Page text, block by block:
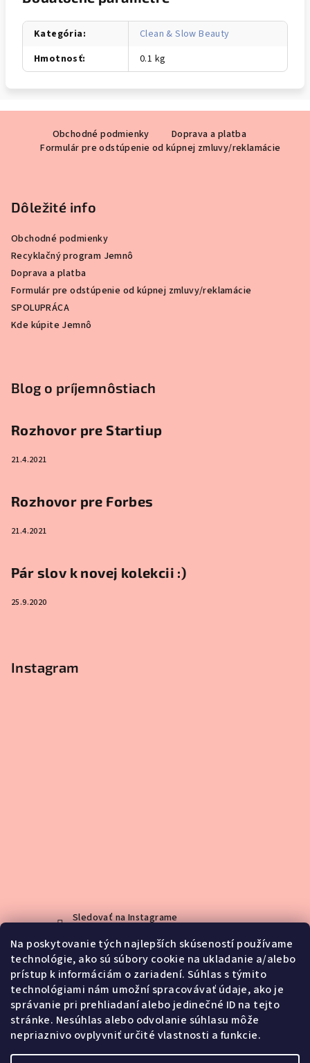
Na poskytovanie tých najlepších skúseností používame
technológie, ako sú súbory cookie na ukladanie a/alebo
prístup k informáciám o zariadení. Súhlas s týmito
technológiami nám umožní spracovávať údaje, ako je
správanie pri prehliadaní alebo jedinečné ID na tejto
stránke. Nesúhlas alebo odvolanie súhlasu môže
nepriaznivo ovplyvniť určité vlastnosti a funkcie.
Kategória:
Clean & Slow Beauty
Hmotnosť: 0.1 kg
Obchodné podmienky
Doprava a platba
Formulár pre odstúpenie od kúpnej zmluvy/reklamácie
Dôležité info
Obchodné podmienky
Recyklačný program Jemnô
Doprava a platba
Formulár pre odstúpenie od kúpnej zmluvy/reklamácie
SPOLUPRÁCA
Kde kúpite Jemnô
Blog o príjemnôstiach
Rozhovor pre Startiup
21.4.2021
Rozhovor pre Forbes
21.4.2021
Pár slov k novej kolekcii :)
25.9.2020
Instagram
Sledovať na Instagrame
Kontakt
info@jemno.sk
0903188416